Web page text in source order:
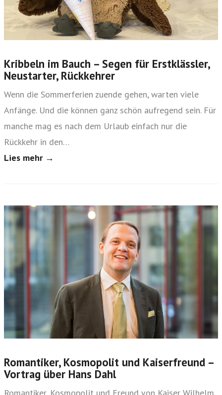
Kribbeln im Bauch – Segen für Erstklässler,
Neustarter, Rückkehrer
Wenn die Sommerferien zuende gehen, warten viele
Anfänge. Und die können ganz schön aufregend sein. Für
manche mag es nach dem Urlaub einfach nur die
Rückkehr in den…
Lies mehr →
Romantiker, Kosmopolit und Kaiserfreund –
Vortrag über Hans Dahl